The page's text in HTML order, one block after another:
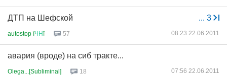
... 3
ДТП на Шефской
autostop їЧНї 57 08:23 22.06.2011
авария (вроде) на сиб тракте...
Olega...[Subliminal] 18 07:56 22.06.2011